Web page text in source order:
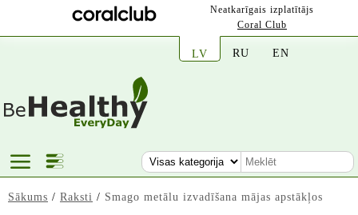
Neatkarīgais izplatītājs
Coral Club
LV RU EN
Sākums / Raksti / Smago metālu izvadīšana mājas apstākļos